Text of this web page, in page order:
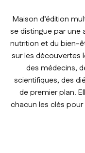
Maison d’édition
se distingue par une
nutrition et du bien-
sur les découvertes
des médecins,
scientifiques, des
de premier plan.
chacun les clés